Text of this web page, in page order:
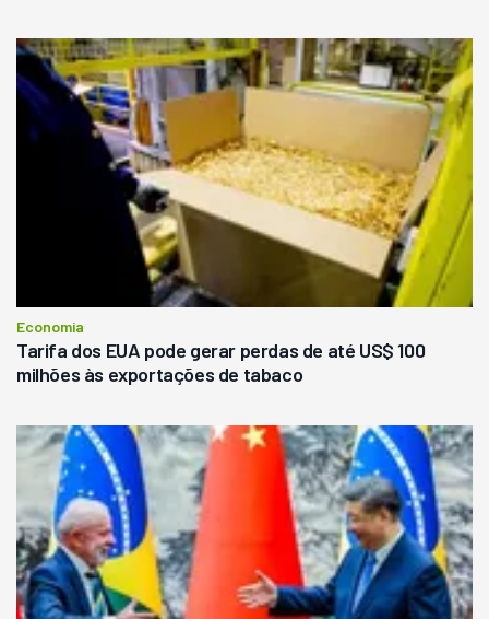
Economia
Tarifa dos EUA pode gerar perdas de até US$ 100
milhões às exportações de tabaco